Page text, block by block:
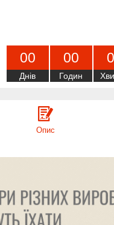
00
Днів
00
Годин
0
Опис